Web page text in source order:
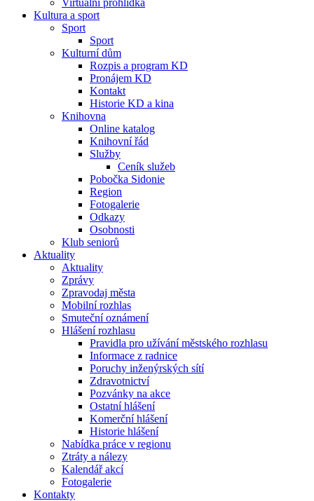
Virtuální prohlídka
Kultura a sport
Sport
Sport
Kulturní dům
Rozpis a program KD
Pronájem KD
Kontakt
Historie KD a kina
Knihovna
Online katalog
Knihovní řád
Služby
Ceník služeb
Pobočka Sidonie
Region
Fotogalerie
Odkazy
Osobnosti
Klub seniorů
Aktuality
Aktuality
Zprávy
Zpravodaj města
Mobilní rozhlas
Smuteční oznámení
Hlášení rozhlasu
Pravidla pro užívání městského rozhlasu
Informace z radnice
Poruchy inženýrských sítí
Zdravotnictví
Pozvánky na akce
Ostatní hlášení
Komerční hlášení
Historie hlášení
Nabídka práce v regionu
Ztráty a nálezy
Kalendář akcí
Fotogalerie
Kontakty